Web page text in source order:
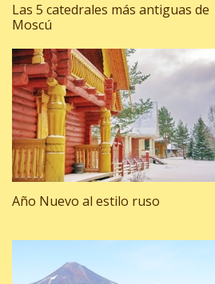
Las 5 catedrales más antiguas de
Moscú
Año Nuevo al estilo ruso